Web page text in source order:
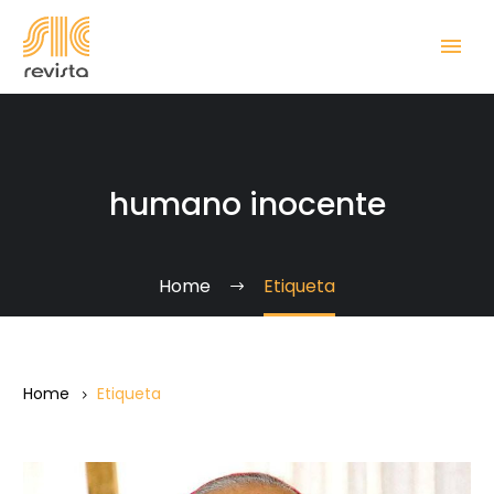
humano inocente
Home Etiqueta
Home Etiqueta
Pronunciamiento